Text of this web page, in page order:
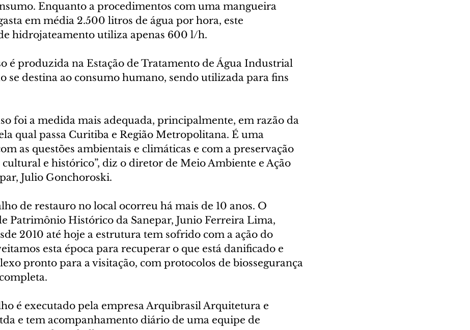
Enquanto a procedimentos com uma mangueira
em média 2.500 litros de água por hora, este
hidrojateamento utiliza apenas 600 l/h.
é produzida na Estação de Tratamento de Água Industrial
se destina ao consumo humano, sendo utilizada para fins
foi a medida mais adequada, principalmente, em razão da
qual passa Curitiba e Região Metropolitana. É uma
as questões ambientais e climáticas e com a preservação
e histórico”, diz o diretor de Meio Ambiente e Ação
Julio Gonchoroski.
de restauro no local ocorreu há mais de 10 anos. O
Patrimônio Histórico da Sanepar, Junio Ferreira Lima,
2010 até hoje a estrutura tem sofrido com a ação do
esta época para recuperar o que está danificado e
pronto para a visitação, com protocolos de biossegurança
é executado pela empresa Arquibrasil Arquitetura e
e tem acompanhamento diário de uma equipe de